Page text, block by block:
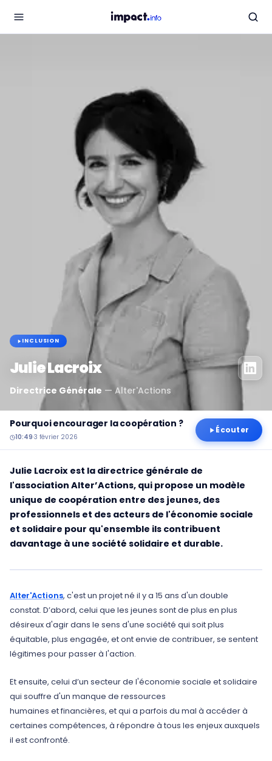
INCLUSION
Julie Lacroix
Directrice Générale — Alter'Actions
Pourquoi encourager la coopération ?
10:49·3 février 2026
Écouter
Julie Lacroix est la directrice générale de
l'association Alter’Actions, qui propose un modèle
unique de coopération entre des jeunes, des
professionnels et des acteurs de l'économie sociale
et solidaire pour qu'ensemble ils contribuent
davantage à une société solidaire et durable.
Alter'Actions, c'est un projet né il y a 15 ans d'un double
constat. D’abord, celui que les jeunes sont de plus en plus
désireux d'agir dans le sens d'une société qui soit plus
équitable, plus engagée, et ont envie de contribuer, se sentent
légitimes pour passer à l'action.
Et ensuite, celui d’un secteur de l'économie sociale et solidaire
qui souffre d'un manque de ressources
humaines et financières, et qui a parfois du mal à accéder à
certaines compétences, à répondre à tous les enjeux auxquels
il est confronté.